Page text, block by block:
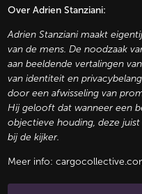
Over Adrien Stanziani:
Adrien Stanziani maakt
van de mens. De noodzaak
aan beeldende vertalingen
van identiteit en
door een afwisseling van
Hij gelooft dat wanneer een
objectieve houding, deze
bij de kijker.
Meer info: